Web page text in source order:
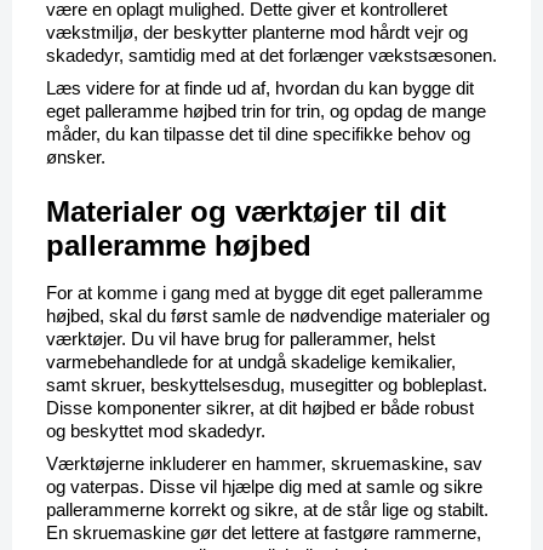
være en oplagt mulighed. Dette giver et kontrolleret
vækstmiljø, der beskytter planterne mod hårdt vejr og
skadedyr, samtidig med at det forlænger vækstsæsonen.
Læs videre for at finde ud af, hvordan du kan bygge dit
eget palleramme højbed trin for trin, og opdag de mange
måder, du kan tilpasse det til dine specifikke behov og
ønsker.
Materialer og værktøjer til dit
palleramme højbed
For at komme i gang med at bygge dit eget palleramme
højbed, skal du først samle de nødvendige materialer og
værktøjer. Du vil have brug for pallerammer, helst
varmebehandlede for at undgå skadelige kemikalier,
samt skruer, beskyttelsesdug, musegitter og bobleplast.
Disse komponenter sikrer, at dit højbed er både robust
og beskyttet mod skadedyr.
Værktøjerne inkluderer en hammer, skruemaskine, sav
og vaterpas. Disse vil hjælpe dig med at samle og sikre
pallerammerne korrekt og sikre, at de står lige og stabilt.
En skruemaskine gør det lettere at fastgøre rammerne,